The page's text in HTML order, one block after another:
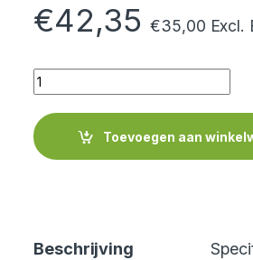
€42,35 €35,00 Excl.
Quantity
Toevoegen aan
Beschrijving